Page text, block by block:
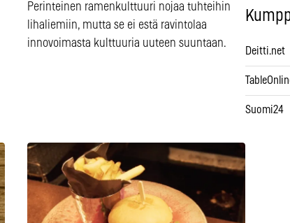
Perinteinen ramenkulttuuri nojaa tuhteihin
lihaliemiin, mutta se ei estä ravintolaa
innovoimasta kulttuuria uuteen suuntaan.
Deitti.net
Suomi24